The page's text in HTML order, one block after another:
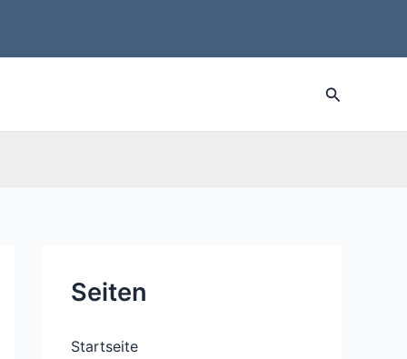
Suche
Seiten
Startseite